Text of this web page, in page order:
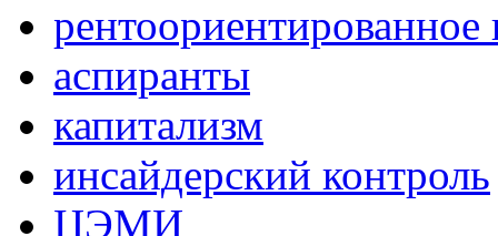
рентоориентированное
аспиранты
капитализм
инсайдерский контроль
ЦЭМИ